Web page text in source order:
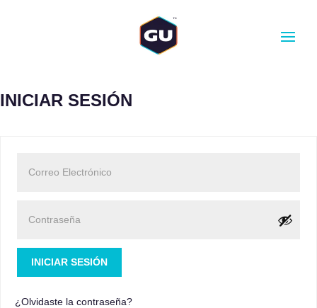
INICIAR SESIÓN
INICIAR SESIÓN
¿Olvidaste la contraseña?